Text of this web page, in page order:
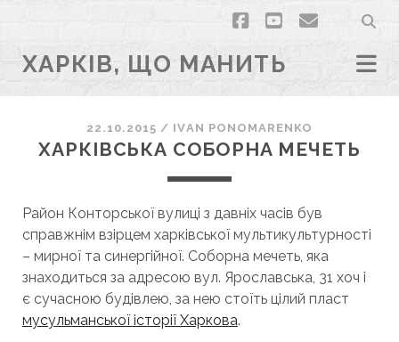
facebook
youtubeemail
ХАРКІВ, ЩО МАНИТЬ
22.10.2015 / ІVAN PONOMARENKO
ХАРКІВСЬКА СОБОРНА МЕЧЕТЬ
Район Конторської вулиці з давніх часів був
справжнім взірцем харківської мультикультурності
– мирної та синергійної. Соборна мечеть, яка
знаходиться за адресою вул. Ярославська, 31 хоч і
є сучасною будівлею, за нею стоїть цілий пласт
мусульманської історії Харкова.